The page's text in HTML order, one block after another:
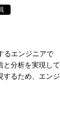
るエンジニアで
と分析を実現して
するため、エンジ